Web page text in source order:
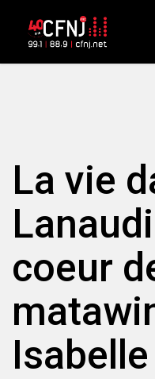
La vie
coeur